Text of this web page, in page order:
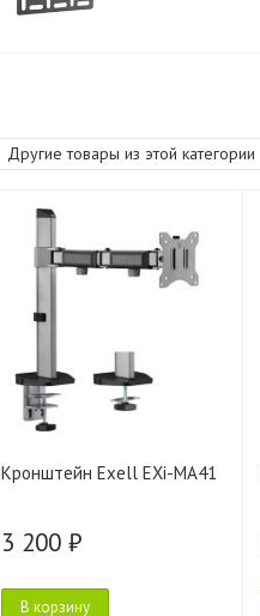
Другие товары из этой категории
Кронштейн Exell EXi-MA41
3 200 ₽
В корзину